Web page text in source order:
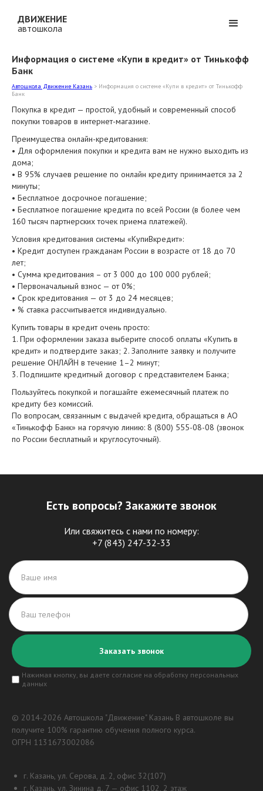
ДВИЖЕНИЕ
автошкола
Информация о системе «Купи в кредит» от Тинькофф
Банк
Автошкола Движение Казань > Информация о системе «Купи в кредит» от Тинькофф
Банк
Покупка в кредит — простой, удобный и современный способ
покупки товаров в интернет-магазине.
Преимущества онлайн-кредитования:
• Для оформления покупки и кредита вам не нужно выходить из
дома;
• В 95% случаев решение по онлайн кредиту принимается за 2
минуты;
• Бесплатное досрочное погашение;
• Бесплатное погашение кредита по всей России (в более чем
160 тысяч партнерских точек приема платежей).
Условия кредитования системы «КупиВкредит»:
• Кредит доступен гражданам России в возрасте от 18 до 70
лет;
• Сумма кредитования – от 3 000 до 100 000 рублей;
• Первоначальный взнос — от 0%;
• Срок кредитования — от 3 до 24 месяцев;
• % ставка рассчитывается индивидуально.
Купить товары в кредит очень просто:
1. При оформлении заказа выберите способ оплаты «Купить в
кредит» и подтвердите заказ; 2. Заполните заявку и получите
решение ОНЛАЙН в течение 1–2 минут;
3. Подпишите кредитный договор с представителем Банка;
Пользуйтесь покупкой и погашайте ежемесячный платеж по
кредиту без комиссий.
По вопросам, связанным с выдачей кредита, обращаться в АО
«Тинькофф Банк» на горячую линию: 8 (800) 555-08-08 (звонок
по России бесплатный и круглосуточный).
Есть вопросы? Закажите звонок
Или свяжитесь с нами по номеру:
+7 (843) 247-32-33
Нажимая кнопку, вы даете согласие на обработку персональных
данных
© 2014-2026 Автошкола "Движение" Казань В автошколе вы
получите 100% гарантию обучения полного курса.
ОГРН 1131673002086
г. Казань, ул. Серова, д. 2, офис 32(107)
г. Казань, ул. Зинина д. 7 — офис 1102, 2 этаж